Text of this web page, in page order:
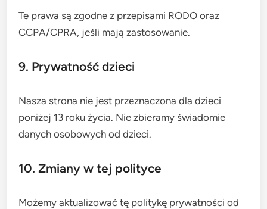
Te prawa są zgodne z przepisami RODO oraz
CCPA/CPRA, jeśli mają zastosowanie.
9. Prywatność dzieci
Nasza strona nie jest przeznaczona dla dzieci
poniżej 13 roku życia. Nie zbieramy świadomie
danych osobowych od dzieci.
10. Zmiany w tej polityce
Możemy aktualizować tę politykę prywatności od